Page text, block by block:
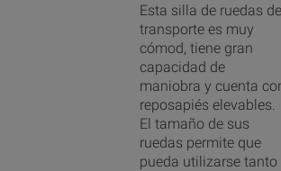
Esta silla de ruedas de
transporte es muy
cómod, tiene gran
capacidad de
maniobra y cuenta
reposapiés elevables.
El tamaño de sus
ruedas permite que
pueda utilizarse tanto